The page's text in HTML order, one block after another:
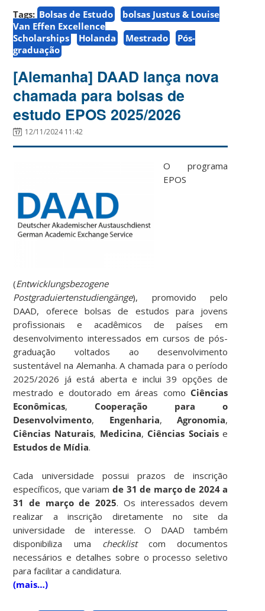
Tags: Bolsas de Estudo
bolsas Justus & Louise
Van Effen Excellence
Scholarships
Holanda Mestrado
Pós-
graduação
[Alemanha] DAAD lança nova
chamada para bolsas de
estudo EPOS 2025/2026
12/11/2024 11:42
O programa
EPOS
(Entwicklungsbezogene
Postgraduiertenstudiengänge), promovido pelo
DAAD, oferece bolsas de estudos para jovens
profissionais e acadêmicos de países em
desenvolvimento interessados em cursos de pós-
graduação voltados ao desenvolvimento
sustentável na Alemanha. A chamada para o período
2025/2026 já está aberta e inclui 39 opções de
mestrado e doutorado em áreas como Ciências
Econômicas, Cooperação para o
Desenvolvimento, Engenharia,Agronomia,
Ciências Naturais, Medicina, Ciências Sociaise
Estudos de Mídia.
Cada universidade possui prazos de inscrição
específicos, que variamde 31 de março de 2024 a
31 de março de 2025. Os interessados devem
realizar a inscrição diretamente no site da
universidade de interesse. O DAAD também
disponibiliza uma checklistcom documentos
necessários e detalhes sobre o processo seletivo
para facilitar a candidatura.
(mais…)